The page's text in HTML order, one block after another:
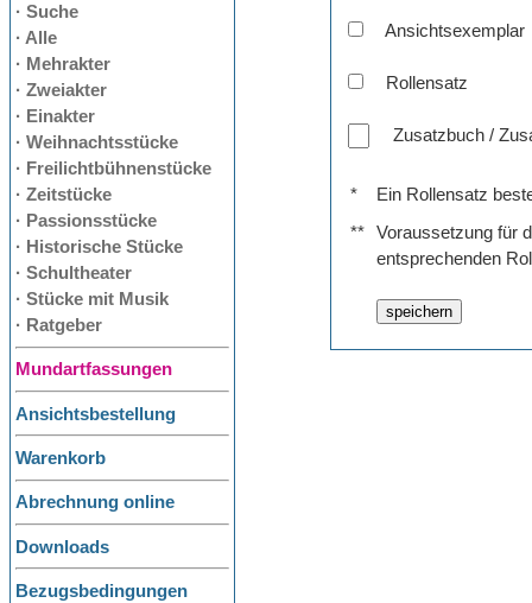
· Suche
· Alle
· Mehrakter
· Zweiakter
· Einakter
· Weihnachtsstücke
· Freilichtbühnenstücke
· Zeitstücke
· Passionsstücke
· Historische Stücke
· Schultheater
· Stücke mit Musik
· Ratgeber
Mundartfassungen
Ansichtsbestellung
Warenkorb
Abrechnung online
Downloads
Bezugsbedingungen
Ansichtsexemplar
Rollensatz
Zusatzbuch /
*
Ein Rollensatz
**
Voraussetzung für
entsprechenden